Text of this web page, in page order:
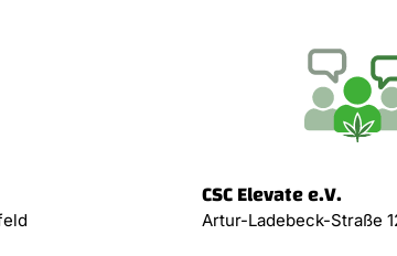
CSC Elevate e.V.